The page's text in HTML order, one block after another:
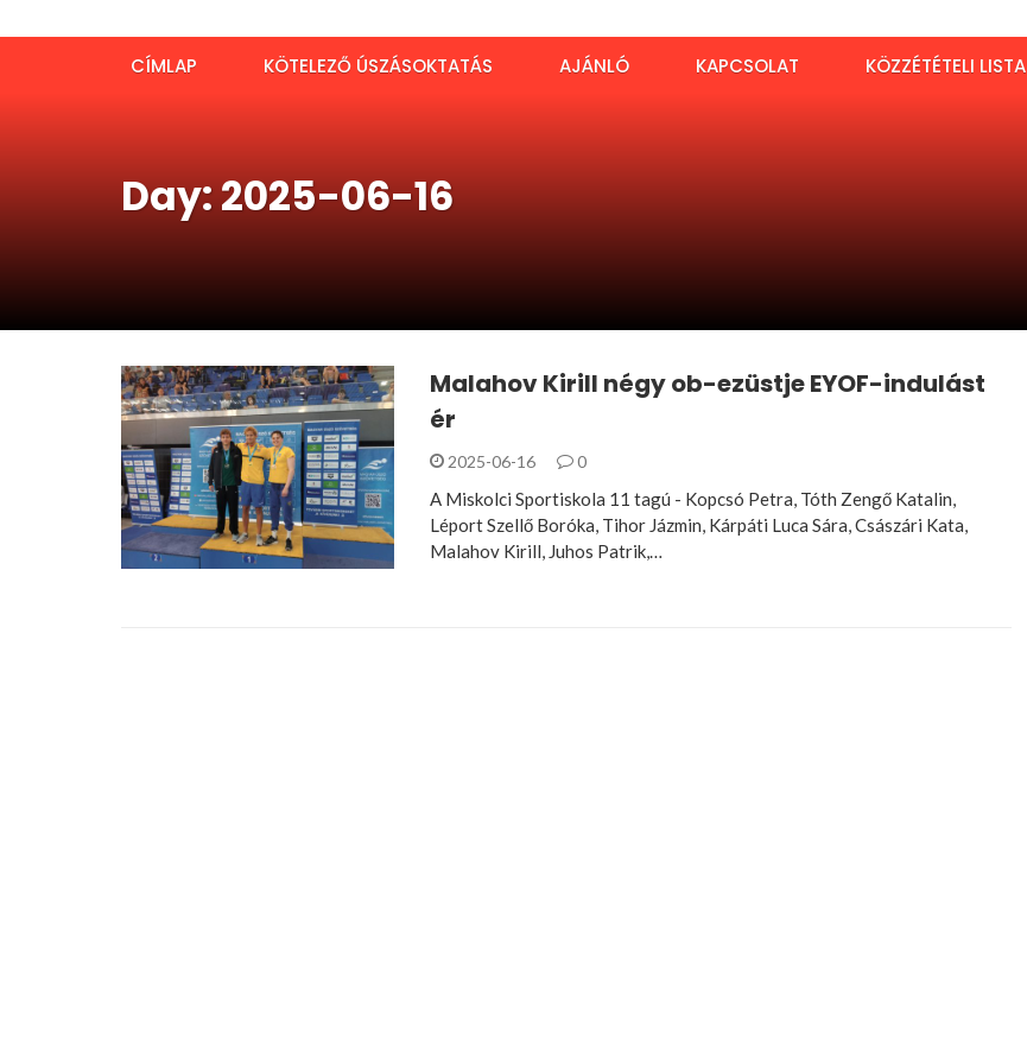
CÍMLAP KÖTELEZŐ ÚSZÁSOKTATÁS AJÁNLÓ KAPCSOLAT KÖZZÉTÉTELI LISTA
Day: 2025-06-16
Malahov Kirill négy ob-ezüstje EYOF-indulást
ér
2025-06-16 0
A Miskolci Sportiskola 11 tagú - Kopcsó Petra, Tóth Zengő Katalin,
Léport Szellő Boróka, Tihor Jázmin, Kárpáti Luca Sára, Császári Kata,
Malahov Kirill, Juhos Patrik,…